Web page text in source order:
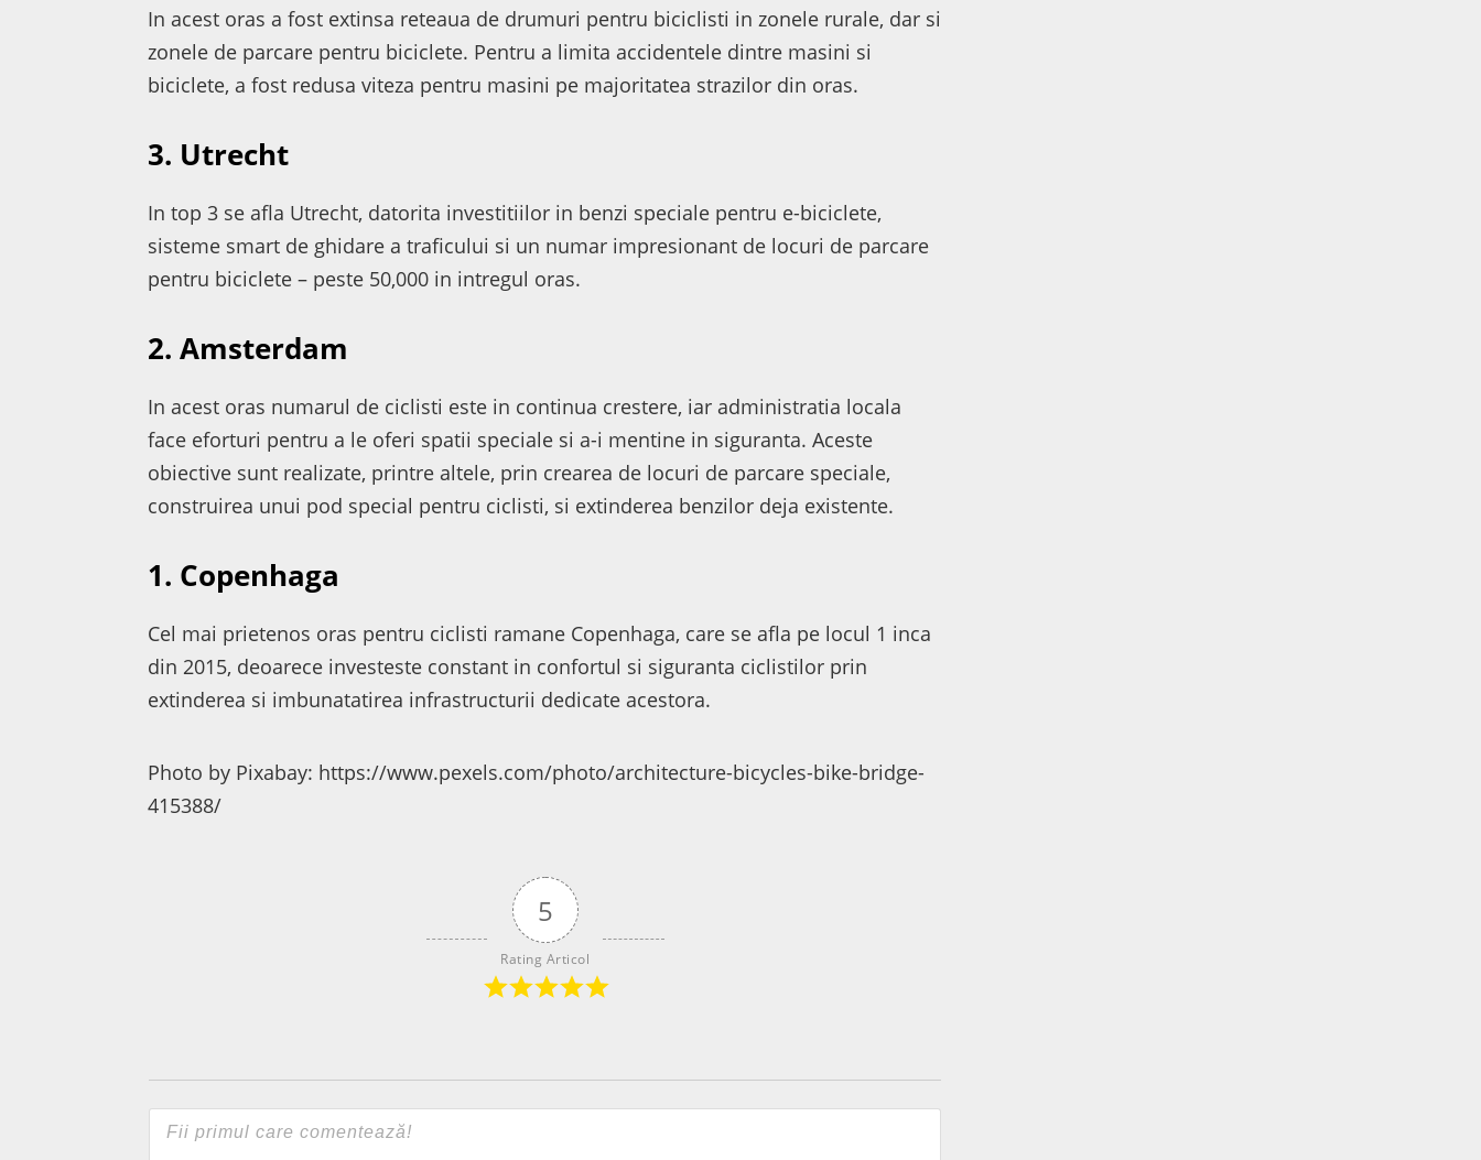
In acest oras a fost extinsa reteaua de drumuri pentru biciclisti in zonele rurale, dar si
zonele de parcare pentru biciclete. Pentru a limita accidentele dintre masini si
biciclete, a fost redusa viteza pentru masini pe majoritatea strazilor din oras.
3. Utrecht
In top 3 se afla Utrecht, datorita investitiilor in benzi speciale pentru e-biciclete,
sisteme smart de ghidare a traficului si un numar impresionant de locuri de parcare
pentru biciclete – peste 50,000 in intregul oras.
2. Amsterdam
In acest oras numarul de ciclisti este in continua crestere, iar administratia locala
face eforturi pentru a le oferi spatii speciale si a-i mentine in siguranta. Aceste
obiective sunt realizate, printre altele, prin crearea de locuri de parcare speciale,
construirea unui pod special pentru ciclisti, si extinderea benzilor deja existente.
1. Copenhaga
Cel mai prietenos oras pentru ciclisti ramane Copenhaga, care se afla pe locul 1 inca
din 2015, deoarece investeste constant in confortul si siguranta ciclistilor prin
extinderea si imbunatatirea infrastructurii dedicate acestora.
Photo by Pixabay: https://www.pexels.com/photo/architecture-bicycles-bike-bridge-
415388/
5
Rating Articol